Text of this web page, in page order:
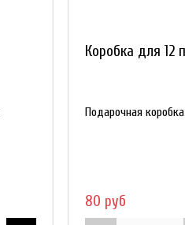
Коробка для 12
Подарочная
80 руб